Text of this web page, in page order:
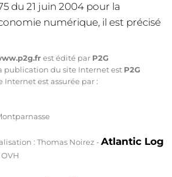
du 21 juin 2004 pour la
numérique, il est précisé
est édité par P2G
publication du site Internet est P2G
Internet est assurée par :
: Thomas Noirez - Atlantic Log